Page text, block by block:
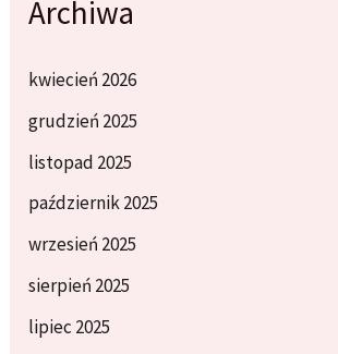
Archiwa
kwiecień 2026
grudzień 2025
listopad 2025
październik 2025
wrzesień 2025
sierpień 2025
lipiec 2025